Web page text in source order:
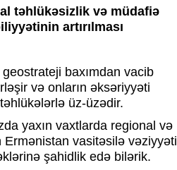
təhlükəsizlik və müdafiə
artırılması
baxımdan vacib
və onların əksəriyyəti
üz-üzədir.
yaxın vaxtlarda regional və
Ermənistan vasitəsilə vəziyyəti
şahidlik edə bilərik.